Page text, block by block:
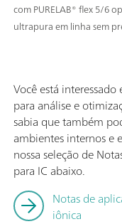
com PURELAB® flex 5/6
ultrapura em linha sem
Você está
para análise e
sabia que também
ambientes internos e
nossa seleção de
para IC abaixo.
Notas de
iônica